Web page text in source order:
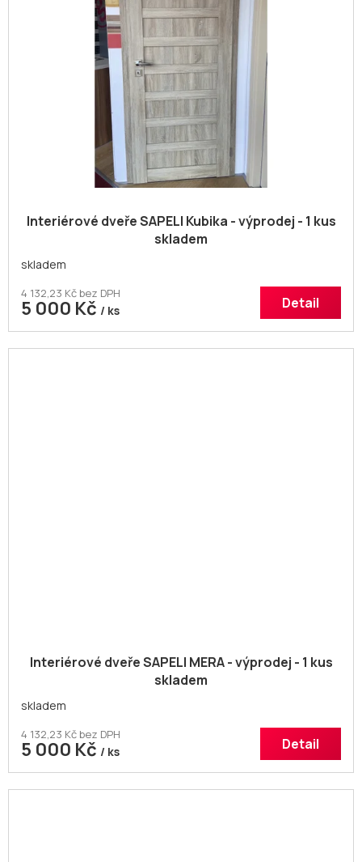
Interiérové dveře SAPELI Kubika - výprodej - 1 kus
skladem
skladem
4 132,23 Kč bez DPH
5 000 Kč / ks Detail
Interiérové dveře SAPELI MERA - výprodej - 1 kus
skladem
skladem
4 132,23 Kč bez DPH
5 000 Kč / ks Detail